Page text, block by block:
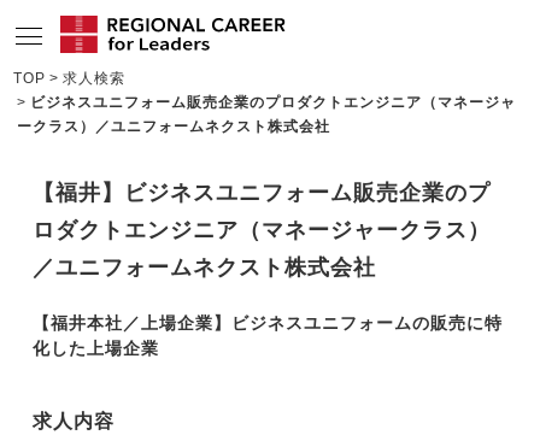
サービスの特長
企業TOPインタビュー
コンサルタント情報
リサーチ
TOP
求人検索
ビジネスユニフォーム販売企業のプロダクトエンジニア（マネージャ
ークラス）／ユニフォームネクスト株式会社
【福井】ビジネスユニフォーム販売企業のプ
ロダクトエンジニア（マネージャークラス）
／ユニフォームネクスト株式会社
【福井本社／上場企業】ビジネスユニフォームの販売に特
化した上場企業
求人内容